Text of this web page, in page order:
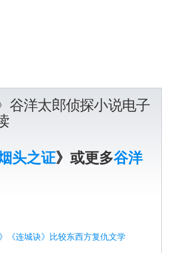
谷洋太郎侦探小说电子
头之证》或更多谷洋
《连城诀》比较东西方复仇文学